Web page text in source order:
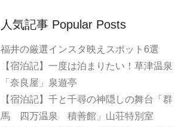
人気記事 Popular Posts
福井の厳選インスタ映えスポット6選
【宿泊記】一度は泊まりたい！草津温泉
「奈良屋」泉遊亭
【宿泊記】千と千尋の神隠しの舞台「群
馬 四万温泉 積善館」山荘特別室